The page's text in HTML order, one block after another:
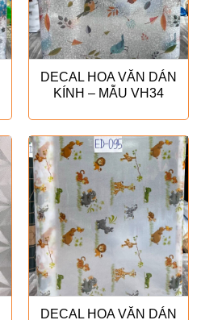
DECAL HOA VĂN DÁN
KÍNH – MẪU VH34
DECAL HOA VĂN DÁN